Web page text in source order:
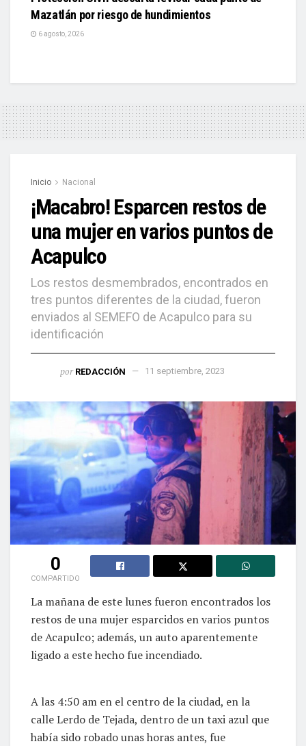
Mazatlán por riesgo de hundimientos
6 agosto, 2026
Inicio Nacional
¡Macabro! Esparcen restos de
una mujer en varios puntos de
Acapulco
Los restos desmembrados, encontrados en
tres puntos diferentes de la ciudad, fueron
enviados al SEMEFO de Acapulco para su
identificación
por REDACCIÓN 11 septiembre, 2023
0
COMPARTIDO
La mañana de este lunes fueron encontrados los
restos de una mujer esparcidos en varios puntos
de Acapulco; además, un auto aparentemente
ligado a este hecho fue incendiado.
A las 4:50 am en el centro de la ciudad, en la
calle Lerdo de Tejada, dentro de un taxi azul que
había sido robado unas horas antes, fue